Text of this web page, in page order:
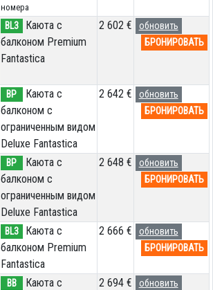
номера
BL3
Каюта с
балконом Premium
Fantastica
2 602 €
обновить
БРОНИРОВАТЬ
BP
Каюта с
балконом c
ограниченным видом
Deluxe Fantastica
2 642 €
обновить
БРОНИРОВАТЬ
BP
Каюта с
балконом c
ограниченным видом
Deluxe Fantastica
2 648 €
обновить
БРОНИРОВАТЬ
BL3
Каюта с
балконом Premium
Fantastica
2 666 €
обновить
БРОНИРОВАТЬ
BB
Каюта с
2 694 €
обновить